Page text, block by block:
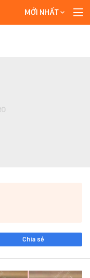
MỚI NHẤT
Chia sẻ